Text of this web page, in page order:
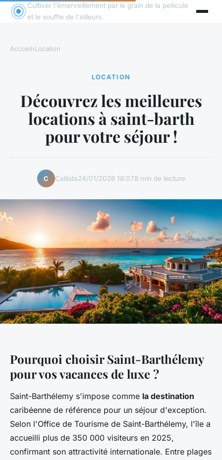
Cultiver l'émerveillement par le grain de la pellicule
et le souffle de l'ailleurs.
Accueil›Location
LOCATION
Découvrez les meilleures
locations à saint-barth
pour votre séjour !
C Callista24/01/2026 18:078 min de lecture
Pourquoi choisir Saint-Barthélemy
pour vos vacances de luxe ?
Saint-Barthélemy s'impose comme la destination
caribéenne de référence pour un séjour d'exception.
Selon l'Office de Tourisme de Saint-Barthélemy, l'île a
accueilli plus de 350 000 visiteurs en 2025,
confirmant son attractivité internationale. Entre plages